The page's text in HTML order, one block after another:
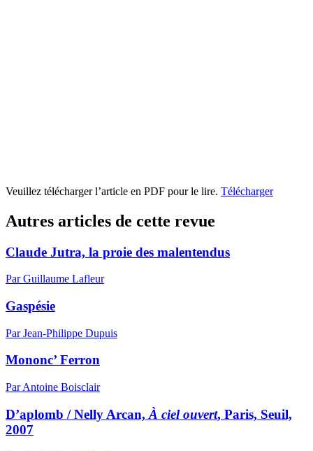
Veuillez télécharger l’article en PDF pour le lire. Télécharger
Autres articles de cette revue
Claude Jutra, la proie des malentendus
Par Guillaume Lafleur
Gaspésie
Par Jean-Philippe Dupuis
Mononc’ Ferron
Par Antoine Boisclair
D’aplomb / Nelly Arcan, À ciel ouvert, Paris, Seuil,
2007